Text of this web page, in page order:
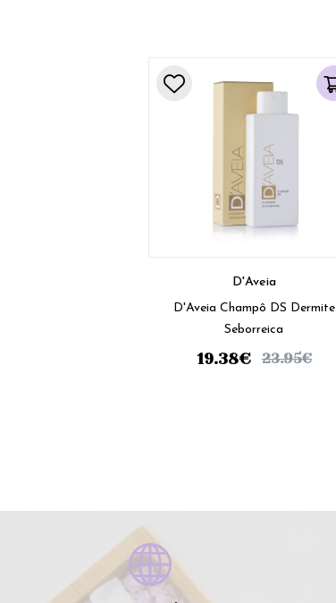
D'Aveia
D'Aveia Champô DS Dermite
Seborreica
19.38€ 23.95€